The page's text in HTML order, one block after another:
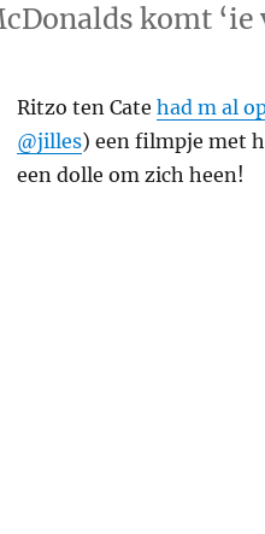
komt
Ritzo ten Cate had m al
@jilles) een filmpje met
een dolle om zich heen!